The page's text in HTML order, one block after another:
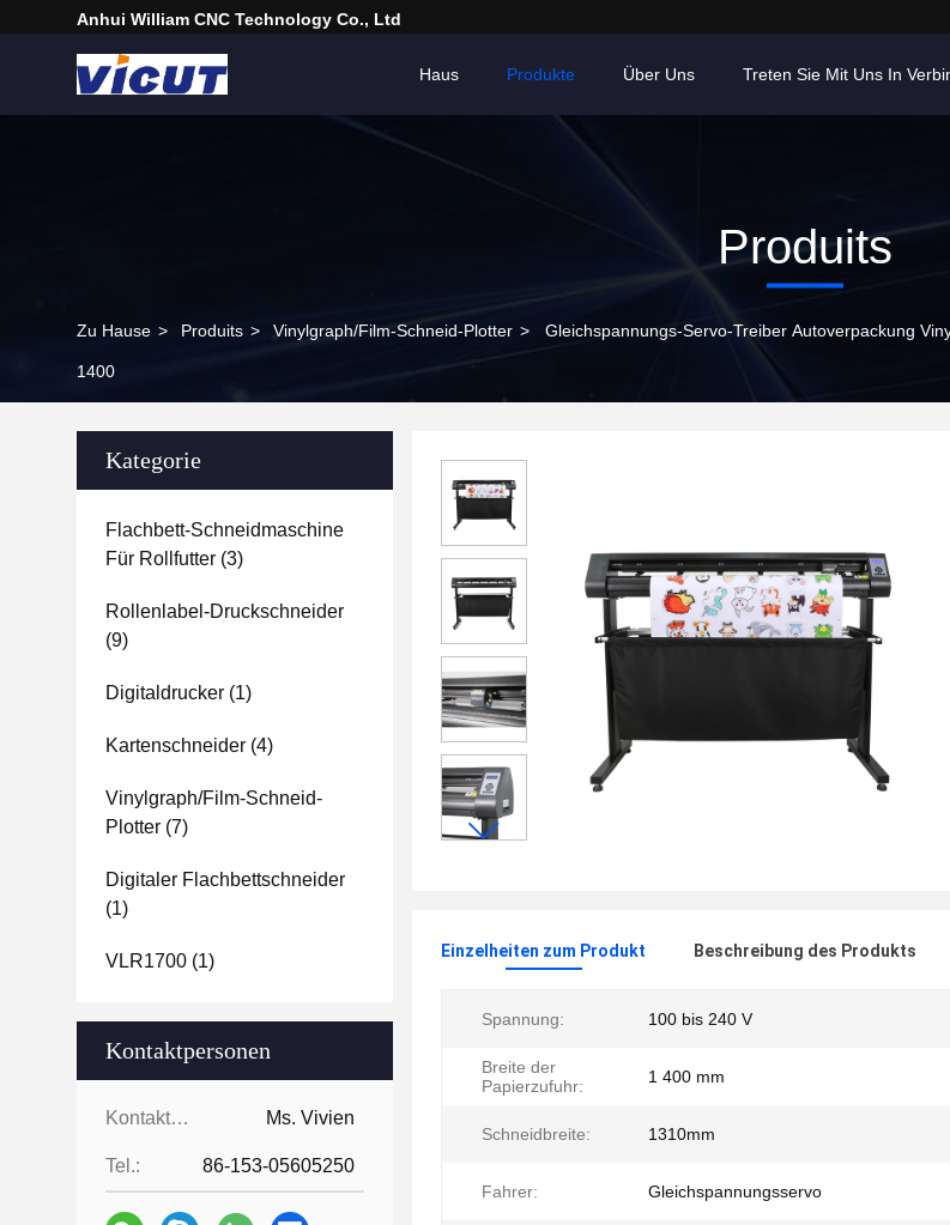
Anhui William CNC Technology Co., Ltd
Haus Produkte Über Uns Treten Sie Mit Uns In
Produits
Zu Hause > Produits > Vinylgraph/Film-Schneid-Plotter > Gleichspannungs-Servo-Treiber Autoverpackung
1400
Kategorie
Flachbett-Schneidmaschine
Für Rollfutter (3)
Rollenlabel-Druckschneider
(9)
Digitaldrucker (1)
Kartenschneider (4)
Vinylgraph/Film-Schneid-
Plotter (7)
Digitaler Flachbettschneider
(1)
VLR1700 (1)
Kontaktpersonen
Kontaktpersonen: Ms. Vivien
Tel.: 86-153-05605250
Einzelheiten zum Produkt Beschreibung des Produkts
Spannung: 100 bis 240 V
Breite der
Papierzufuhr:
1 400 mm
Schneidbreite: 1310mm
Fahrer: Gleichspannungsservo